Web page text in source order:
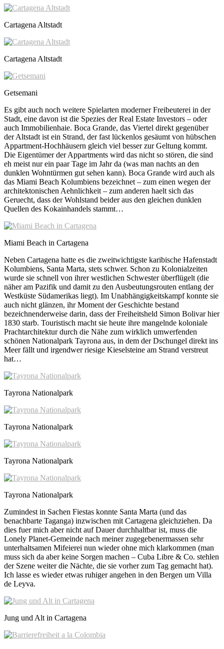
Cartagena Altstadt
Cartagena Altstadt
Getsemani
Es gibt auch noch weitere Spielarten moderner Freibeuterei in der
Stadt, eine davon ist die Spezies der Real Estate Investors – oder
auch Immobilienhaie. Boca Grande, das Viertel direkt gegenüber
der Altstadt ist ein Strand, der fast lückenlos gesäumt von hübschen
Appartment-Hochhäusern gleich viel besser zur Geltung kommt.
Die Eigentümer der Appartments wird das nicht so stören, die sind
eh meist nur ein paar Tage im Jahr da (was man nachts an den
dunklen Wohntürmen gut sehen kann). Boca Grande wird auch als
das Miami Beach Kolumbiens bezeichnet – zum einen wegen der
architektonischen Aehnlichkeit – zum anderen haelt sich das
Geruecht, dass der Wohlstand beider aus den gleichen dunklen
Quellen des Kokainhandels stammt…
Miami Beach in Cartagena
Neben Cartagena hatte es die zweitwichtigste karibische Hafenstadt
Kolumbiens, Santa Marta, stets schwer. Schon zu Kolonialzeiten
wurde sie schnell von ihrer westlichen Schwester überflügelt (die
näher am Pazifik und damit zu den Ausbeutungsrouten entlang der
Westküste Südamerikas liegt). Im Unabhängigkeitskampf konnte sie
auch nicht glänzen, ihr Moment der Geschichte bestand
bezeichnenderweise darin, dass der Freiheitsheld Simon Bolivar hier
1830 starb. Touristisch macht sie heute ihre mangelnde koloniale
Prachtarchitektur durch die Nähe zum wirklich umwerfenden
schönen Nationalpark Tayrona aus, in dem der Dschungel direkt ins
Meer fällt und irgendwer riesige Kieselsteine am Strand verstreut
hat…
Tayrona Nationalpark
Tayrona Nationalpark
Tayrona Nationalpark
Tayrona Nationalpark
Zumindest in Sachen Fiestas konnte Santa Marta (und das
benachbarte Taganga) inzwischen mit Cartagena gleichziehen. Da
dies fuer mich aber nicht auf Dauer durchhaltbar ist, muss die
Lonely Planet-Gemeinde nach meiner zugegebenermassen sehr
unterhaltsamen Mifeierei nun wieder ohne mich klarkommen (man
muss sich da aber keine Sorgen machen – Cuba Libre & Co. stehlen
der Szene weiter die Nächte, die sie vorher zum Tag gemacht hat).
Ich lasse es wieder etwas ruhiger angehen in den Bergen um Villa
de Leyva.
Jung und Alt in Cartagena